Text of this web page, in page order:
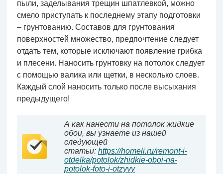
пыли, заделывания трещин шпатлевкой, можно
смело приступать к последнему этапу подготовки
– грунтованию. Составов для грунтования
поверхностей множество, предпочтение следует
отдать тем, которые исключают появление грибка
и плесени. Наносить грунтовку на потолок следует
с помощью валика или щетки, в несколько слоев.
Каждый слой наносить только после высыхания
предыдущего!
А как нанести на потолок жидкие
обои, вы узнаете из нашей
следующей
статьи: https://homeli.ru/remont-i-
otdelka/potolok/zhidkie-oboi-na-
potolok-foto-i-otzyvy